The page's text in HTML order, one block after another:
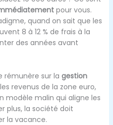
pour vous.
quand on sait que les
8 à 12 % de frais à la
des années avant
rémunère sur la gestion
revenus de la zone euro,
modèle malin qui aligne les
plus, la société doit
la vacance.